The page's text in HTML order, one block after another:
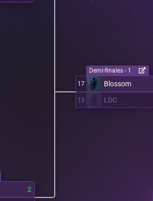
2
17 Blossom
13 LDC
Demi-finales - 1